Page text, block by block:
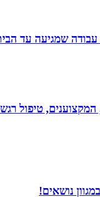
עבודה שמגיעה עד
המקצוענים, טיפול
נושאים!